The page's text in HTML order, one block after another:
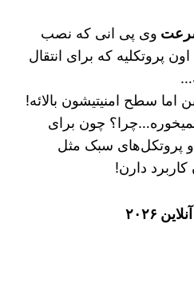
وی پی انی که نصب
پروتکلیه که برای انتقال
اما سطح امنیتیشون بالائه!
چون برای
پروتکل‌های سبک مثل
دارن!
۲۰۲۶